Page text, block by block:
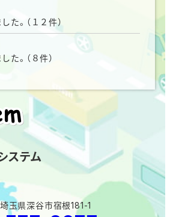
ステム
県深谷市宿根181-1
た。（１２件）
た。（８件）